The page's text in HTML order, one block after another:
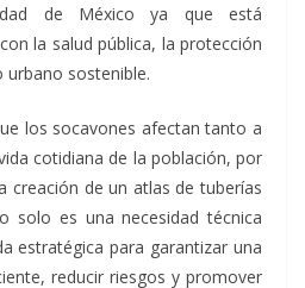
de México ya que está
la salud pública, la protección
urbano sostenible.
los socavones afectan tanto a
cotidiana de la población, por
creación de un atlas de tuberías
solo es una necesidad técnica
estratégica para garantizar una
reducir riesgos y promover